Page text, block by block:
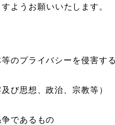
ようお願いいたします。
のプライバシーを侵害す
び思想、政治、宗教等）
であるもの